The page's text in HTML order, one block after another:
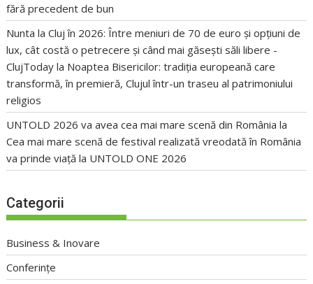
fără precedent de bun
Nunta la Cluj în 2026: Între meniuri de 70 de euro și opțiuni de
lux, cât costă o petrecere și când mai găsești săli libere -
ClujToday la Noaptea Bisericilor: tradiția europeană care
transformă, în premieră, Clujul într-un traseu al patrimoniului
religios
UNTOLD 2026 va avea cea mai mare scenă din România la
Cea mai mare scenă de festival realizată vreodată în România
va prinde viață la UNTOLD ONE 2026
Categorii
Business & Inovare
Conferințe